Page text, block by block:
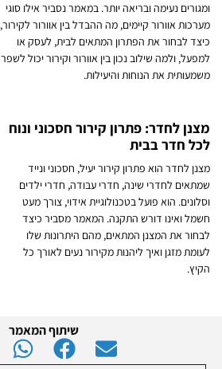
ומגורים נעימה ובריאה יותר. במאמר נסביר אילו סוגי
מערכות אוורור קיימים, מה ההבדל בין אוורור לקירור,
כיצד לבחור את הפתרון המתאים לבית, לעסק או
למפעל, ולמה שילוב נכון בין אוורור וקירור יכול לשפר
משמעותית את הנוחות והיעילות.
מצנן לחדר: פתרון קירור חסכוני ונוח
לכל חדר בבית
מצנן לחדר הוא פתרון קירור יעיל, חסכוני ונייד
שמתאים לחדרי שינה, חדרי עבודה, חדרי ילדים
וסלונים. הוא פועל בטכנולוגיית אידוי, צורך מעט
חשמל ואינו דורש התקנה. המאמר מסביר כיצד
לבחור את המצנן המתאים, מהם היתרונות שלו
לעומת מזגן ואיך ליהנות מקירור נעים לאורך כל
הקיץ.
שיתוף המאמר